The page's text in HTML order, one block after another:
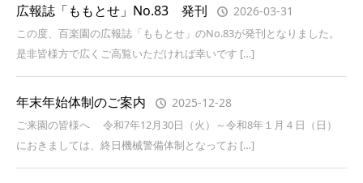
広報誌「ももとせ」No.83 発刊 2026-03-31
この度、百楽園の広報誌「ももとせ」のNo.83が発刊となりました。
是非皆様方で広くご高覧いただければ幸いです […]
年末年始体制のご案内 2025-12-28
ご来園の皆様へ 令和7年12月30日（火）～令和8年１月４日（日）
におきましては、終日機械警備体制となってお […]